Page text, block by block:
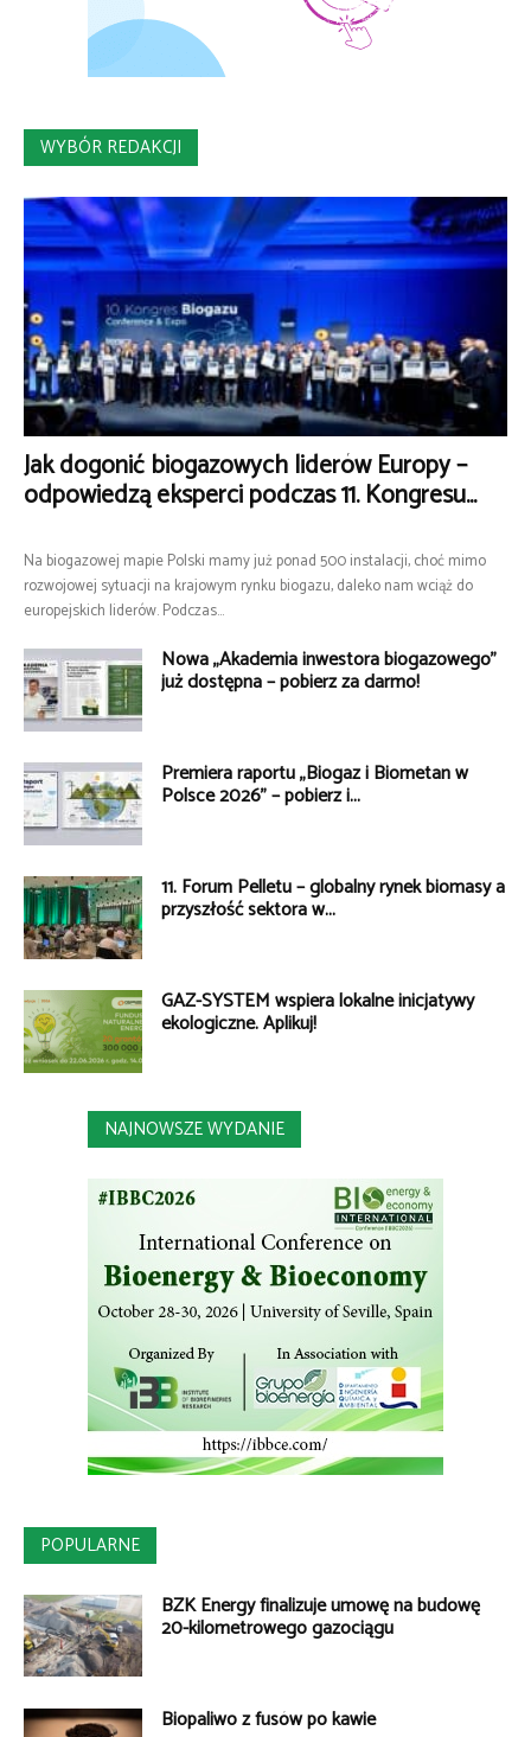
WYBÓR REDAKCJI
Jak dogonić biogazowych liderów Europy –
odpowiedzą eksperci podczas 11. Kongresu...
Na biogazowej mapie Polski mamy już ponad 500 instalacji, choć mimo
rozwojowej sytuacji na krajowym rynku biogazu, daleko nam wciąż do
europejskich liderów. Podczas...
Nowa „Akademia inwestora biogazowego”
już dostępna – pobierz za darmo!
Premiera raportu „Biogaz i Biometan w
Polsce 2026” – pobierz i...
11. Forum Pelletu – globalny rynek biomasy a
przyszłość sektora w...
GAZ-SYSTEM wspiera lokalne inicjatywy
ekologiczne. Aplikuj!
NAJNOWSZE WYDANIE
POPULARNE
BZK Energy finalizuje umowę na budowę
20-kilometrowego gazociągu
Biopaliwo z fusów po kawie